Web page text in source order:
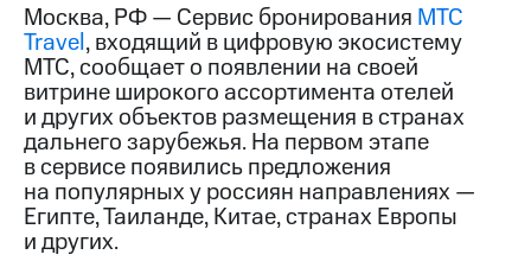
Контакты
Медиа-центр
Пресс-
релизы
МТС
о технологиях
Достижения
Москва, РФ — Сервис бронирования МТС
Travel, входящий в цифровую экосистему
МТС, сообщает о появлении на своей
витрине широкого ассортимента отелей
и других объектов размещения в странах
дальнего зарубежья. На первом этапе
в сервисе появились предложения
на популярных у россиян направлениях —
Египте, Таиланде, Китае, странах Европы
и других.